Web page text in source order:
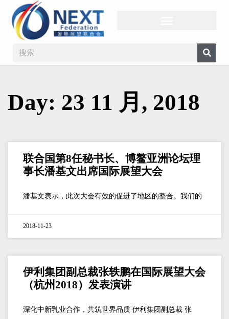
Day: 23 11 月, 2018
联合国第8任秘书长、博鳌亚洲论坛理
事长潘基文出席国际展望大会
潘基文表示，此次大会有效的促进了地区的整合。我们的
2018-11-23
伊利集团副总裁张轶鹏在国际展望大会
（杭州2018）发表演讲
深化中新乳业合作，共筑世界品质 伊利集团副总裁 张